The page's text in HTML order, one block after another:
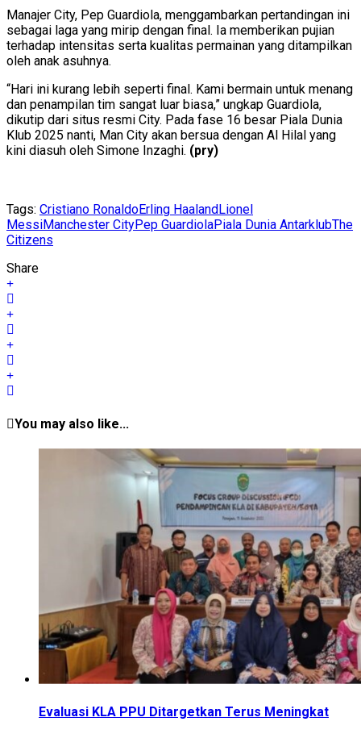
Manajer City, Pep Guardiola, menggambarkan pertandingan ini
sebagai laga yang mirip dengan final. Ia memberikan pujian
terhadap intensitas serta kualitas permainan yang ditampilkan
oleh anak asuhnya.
“Hari ini kurang lebih seperti final. Kami bermain untuk menang
dan penampilan tim sangat luar biasa,” ungkap Guardiola,
dikutip dari situs resmi City. Pada fase 16 besar Piala Dunia
Klub 2025 nanti, Man City akan bersua dengan Al Hilal yang
kini diasuh oleh Simone Inzaghi. (pry)
Tags: Cristiano RonaldoErling Haaland Lionel
MessiManchester CityPep GuardiolaPiala Dunia AntarklubThe
Citizens
Share
You may also like...
Evaluasi KLA PPU Ditargetkan Terus Meningkat